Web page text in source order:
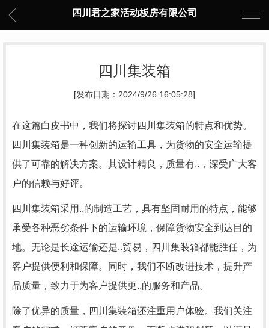
四川君之家活动板房有限公司
四川集装箱
[发布日期：2024/9/26 16:05:28]
在这篇白皮书中，我们将探讨四川集装箱的特点和优势。
四川集装箱是一种创新的运输工具，为货物的安全运输提
供了可靠的解决方案。其设计精良，质量有..，深受广大客
户的信赖与好评。
四川集装箱采用..的制造工艺，具有坚固耐用的特点，能够
承受各种恶劣条件下的运输环境，保障货物安全到达目的
地。无论是长途运输还是..贸易，四川集装箱都能胜任，为
客户提供便利和保障。同时，我们不断改进技术，提升产
品质量，致力于为客户提供更..的服务和产品。
除了优异的质量，四川集装箱还注重用户体验。我们关注